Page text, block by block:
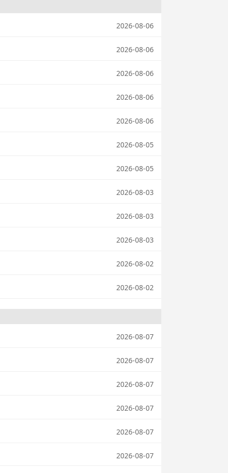
2026-08-06
2026-08-06
2026-08-06
2026-08-06
2026-08-06
2026-08-05
2026-08-05
2026-08-03
2026-08-03
2026-08-03
2026-08-02
2026-08-02
2026-08-07
2026-08-07
2026-08-07
2026-08-07
2026-08-07
2026-08-07